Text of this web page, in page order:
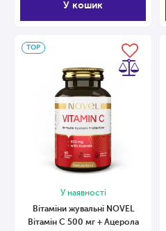
У кошик
ТОP
У наявності
Вітаміни жувальні NOVEL
Вітамін C 500 мг + Ацерола